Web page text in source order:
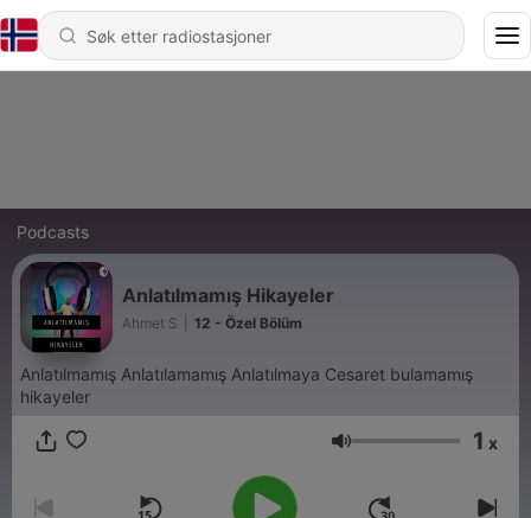
Podcasts
Anlatılmamış Hikayeler
Ahmet S 12 - Özel Bölüm
Anlatılmamış Anlatılamamış Anlatılmaya Cesaret bulamamış
hikayeler
Volum 1 x